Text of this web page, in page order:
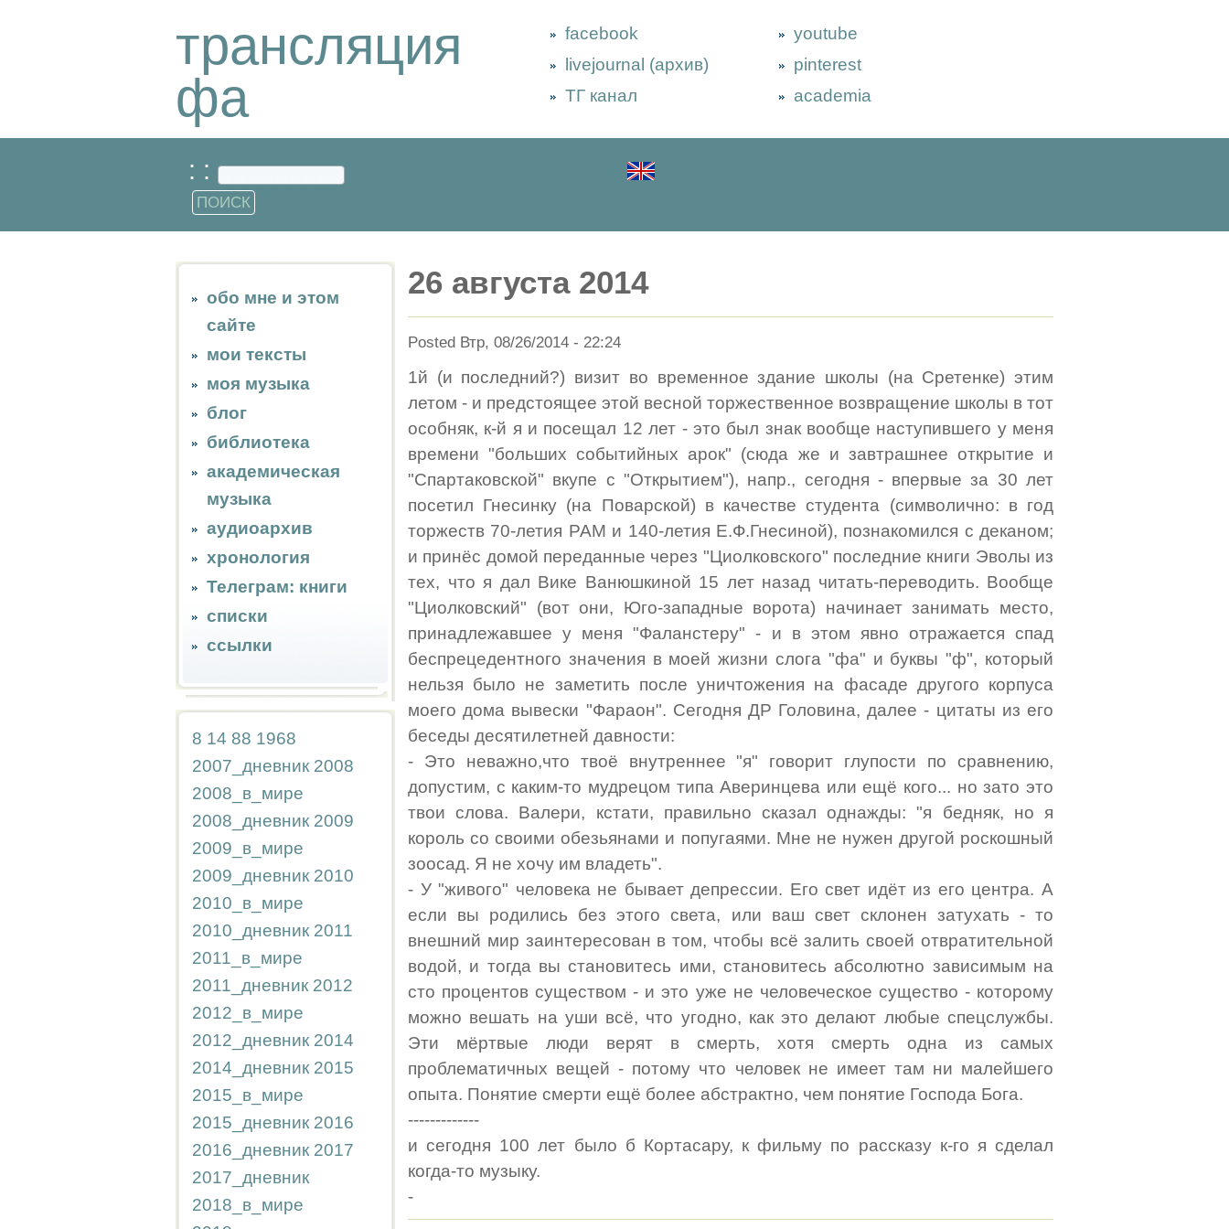
трансляция
фа
facebook
livejournal (архив)
ТГ канал
youtube
pinterest
academia
: :
обо мне и этом
сайте
мои тексты
моя музыка
блог
библиотека
академическая
музыка
аудиоархив
хронология
Телеграм: книги
списки
ссылки
8 14 88 1968
2007_дневник 2008
2008_в_мире
2008_дневник 2009
2009_в_мире
2009_дневник 2010
2010_в_мире
2010_дневник 2011
2011_в_мире
2011_дневник 2012
2012_в_мире
2012_дневник 2014
2014_дневник 2015
2015_в_мире
2015_дневник 2016
2016_дневник 2017
2017_дневник
2018_в_мире
26 августа 2014
Posted Втр, 08/26/2014 - 22:24
1й (и последний?) визит во временное здание школы (на Сретенке) этим
летом - и предстоящее этой весной торжественное возвращение школы в тот
особняк, к-й я и посещал 12 лет - это был знак вообще наступившего у меня
времени "больших событийных арок" (сюда же и завтрашнее открытие и
"Спартаковской" вкупе с "Открытием"), напр., сегодня - впервые за 30 лет
посетил Гнесинку (на Поварской) в качестве студента (символично: в год
торжеств 70-летия РАМ и 140-летия Е.Ф.Гнесиной), познакомился с деканом;
и принёс домой переданные через "Циолковского" последние книги Эволы из
тех, что я дал Вике Ванюшкиной 15 лет назад читать-переводить. Вообще
"Циолковский" (вот они, Юго-западные ворота) начинает занимать место,
принадлежавшее у меня "Фаланстеру" - и в этом явно отражается спад
беспрецедентного значения в моей жизни слога "фа" и буквы "ф", который
нельзя было не заметить после уничтожения на фасаде другого корпуса
моего дома вывески "Фараон". Сегодня ДР Головина, далее - цитаты из его
беседы десятилетней давности:
- Это неважно,что твоё внутреннее "я" говорит глупости по сравнению,
допустим, с каким-то мудрецом типа Аверинцева или ещё кого... но зато это
твои слова. Валери, кстати, правильно сказал однажды: "я бедняк, но я
король со своими обезьянами и попугаями. Мне не нужен другой роскошный
зоосад. Я не хочу им владеть".
- У "живого" человека не бывает депрессии. Его свет идёт из его центра. А
если вы родились без этого света, или ваш свет склонен затухать - то
внешний мир заинтересован в том, чтобы всё залить своей отвратительной
водой, и тогда вы становитесь ими, становитесь абсолютно зависимым на
сто процентов существом - и это уже не человеческое существо - которому
можно вешать на уши всё, что угодно, как это делают любые спецслужбы.
Эти мёртвые люди верят в смерть, хотя смерть одна из самых
проблематичных вещей - потому что человек не имеет там ни малейшего
опыта. Понятие смерти ещё более абстрактно, чем понятие Господа Бога.
-------------
и сегодня 100 лет было б Кортасару, к фильму по рассказу к-го я сделал
когда-то музыку.
-